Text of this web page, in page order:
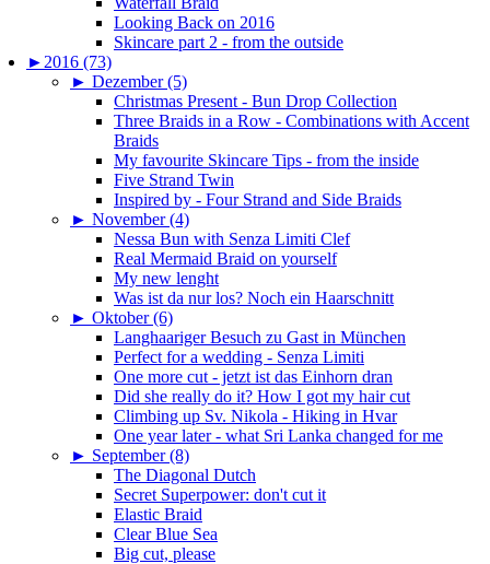
Looking Back on 2016
Skincare part 2 - from the outside
► 2016 (73)
► Dezember (5)
Christmas Present - Bun Drop Collection
Three Braids in a Row - Combinations with Accent
Braids
My favourite Skincare Tips - from the inside
Five Strand Twin
Inspired by - Four Strand and Side Braids
► November (4)
Nessa Bun with Senza Limiti Clef
Real Mermaid Braid on yourself
My new lenght
Was ist da nur los? Noch ein Haarschnitt
► Oktober (6)
Langhaariger Besuch zu Gast in München
Perfect for a wedding - Senza Limiti
One more cut - jetzt ist das Einhorn dran
Did she really do it? How I got my hair cut
Climbing up Sv. Nikola - Hiking in Hvar
One year later - what Sri Lanka changed for me
► September (8)
The Diagonal Dutch
Secret Superpower: don't cut it
Elastic Braid
Clear Blue Sea
Big cut, please